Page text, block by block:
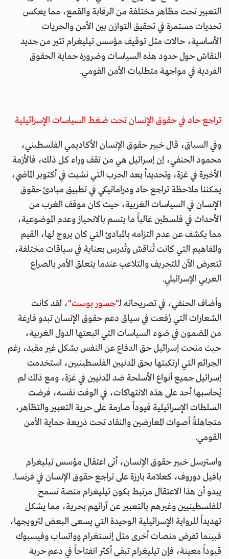
التعبير تحت مظاهر مختلفة من الرقابة والقمع، مما يعكس
تحديات مستمرة في تحقيق التوازن بين الأمن والحريات
الأساسية، حالات مثل توقيف مؤسس تيليغرام تثير من جديد
النقاش حول حدود هذه السياسات وضرورة حماية الحقوق
الفردية في مواجهة متطلبات الأمن القومي.
تراجع حاد في حقوق الإنسان تحت ضغط السياسات الإسرائيلية
وفي السياق، قال خبير حقوق الإنسان الأكاديمي الفلسطيني،
محمود الحنفي، إن إسرائيل هي من تقف وراء كل ذلك، فالأزمة
الأخيرة في غزة، وتحديداً بعد الحرب التي نشبت في أكتوبر الماضي،
يمكننا ملاحظة تراجع حاد ودراماتيكي في تطبيق مبادئ حقوق
الإنسان في السياسات الغربية، حيث كان موقف الغرب من
الأحداث في فلسطين غالباً ما يتسم بالانحياز وعدم الموضوعية،
مما يكشف عن عدم التزامه بالمبادئ التي كان يروج لها، القيم
والمفاهيم التي كانت تُناقش وتُدرس بعناية في سياقات مختلفة،
تتعرض الآن للتحريف والتلاعب عندما يتعلق الأمر بالصراع
العربي الإسرائيلي.
وأضاف الحنفي، في تصريحاته لـ"جسور بوست"، لقد كانت
الشعارات التي رُفعت في سياق دعم حقوق الإنسان تبدو فارغة
من المضمون في ضوء السياسات التي اتبعتها الدول الغربية،
حيث منحت إسرائيل حق الدفاع عن النفس بشكل غير مقيد، رغم
الجرائم التي ارتكبتها بحق المدنيين الفلسطينيين، استخدمت
إسرائيل جميع أنواع الأسلحة ضد المدنيين في غزة، ومع ذلك لم
يُحاسبها أحد على هذه الانتهاكات، في الوقت نفسه، فرضت
السلطات الإسرائيلية قيوداً صارمة على حرية التعبير والتظاهر،
متجاهلةً أصوات المعارضين والنقاد تحت ذريعة حماية الأمن
القومي.
واسترسل خبير حقوق الإنسان، أتى اعتقال مؤسس تيليغرام
بافيل دوروف، كعلامة بارزة على تراجع حقوق الإنسان في فرنسا.
يبدو أن هذا الاعتقال مرتبط بكون تيليغرام منصة تسمح
للفلسطينيين وغيرهم بالتعبير عن آرائهم بحرية، مما يشكل
تهديداً للرواية الإسرائيلية الوحيدة التي يسعى البعض لترويجها،
فبينما تفرض منصات أخرى مثل إنستغرام وواتساب وفيسبوك
قيوداً معينة، فإن تيليغرام تبقى أكثر انفتاحاً في دعم حرية